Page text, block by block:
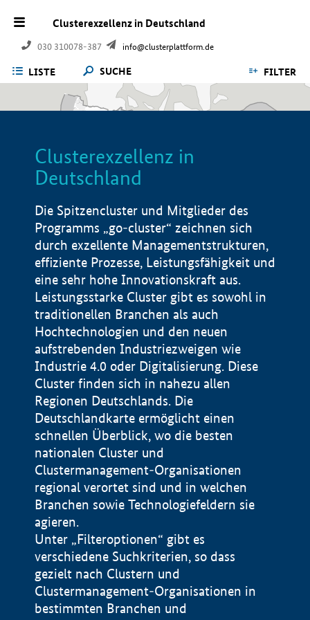
Clusterexzellenz in Deutschland
030 310078-387 info@clusterplattform.de
LISTE SUCHE FILTER
Clusterexzellenz in
Deutschland
Die Spitzencluster und Mitglieder des
Programms „go-cluster“ zeichnen sich
durch exzellente Managementstrukturen,
effiziente Prozesse, Leistungsfähigkeit und
eine sehr hohe Innovationskraft aus.
Leistungsstarke Cluster gibt es sowohl in
traditionellen Branchen als auch
Hochtechnologien und den neuen
aufstrebenden Industriezweigen wie
Industrie 4.0 oder Digitalisierung. Diese
Cluster finden sich in nahezu allen
Regionen Deutschlands. Die
Deutschlandkarte ermöglicht einen
schnellen Überblick, wo die besten
nationalen Cluster und
Clustermanagement-Organisationen
regional verortet sind und in welchen
Branchen sowie Technologiefeldern sie
agieren.
Unter „Filteroptionen“ gibt es
verschiedene Suchkriterien, so dass
gezielt nach Clustern und
Clustermanagement-Organisationen in
bestimmten Branchen und
Impressum
Datenschutzerklärung
BMWE, 2026 ©
100 km © Geobasis-DE / BKG 2015